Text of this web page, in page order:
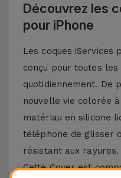
Découvrez les
pour iPhone
Les coques iServices
conçu pour toutes
quotidiennement. De
nouvelle vie colorée
matériau en silicone
téléphone de glisser
résistant aux rayures.
Cette Cover est